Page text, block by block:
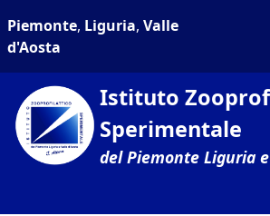
Piemonte, Liguria, Valle
d'Aosta
Istituto
Sperimentale
del Piemonte Liguria